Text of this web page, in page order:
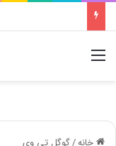
خانه/گوگل تی وی